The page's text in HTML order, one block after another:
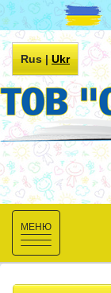
Rus|Ukr
Toggle
navigation